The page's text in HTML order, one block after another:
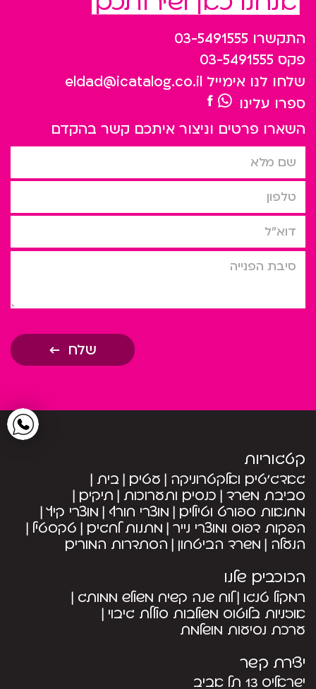
התקשרו 03-5491555
פקס 03-5491555
שלחו לנו אימייל eldad@icatalog.co.il
ספרו עלינו
השארו פרטים וניצור איתכם קשר בהקדם
שם מלא
טלפון
דוא”ל
סיבת הפניה
שלח
קטגוריות
גאדג’טים ואלקטרוניקה עטים בית
סביבת משרד כנסים ותערוכות תיקים
מחנאות ספורט וטיולים מוצרי חורף מוצרי קיץ
הפקות דפוס ומוצרי נייר מתנות לחגים טקסטיל
הנעלה משרד הביטחון הסתדרות המורים
הכוכבים שלנו
רמקול טנגו לוח שנה קשיח משולש ממותג
אוזניות בלוטוס משולבות סוללת גיבוי
ערכת נסיעות מושלמת
יצירת קשר
ישראליס 13 תל אביב